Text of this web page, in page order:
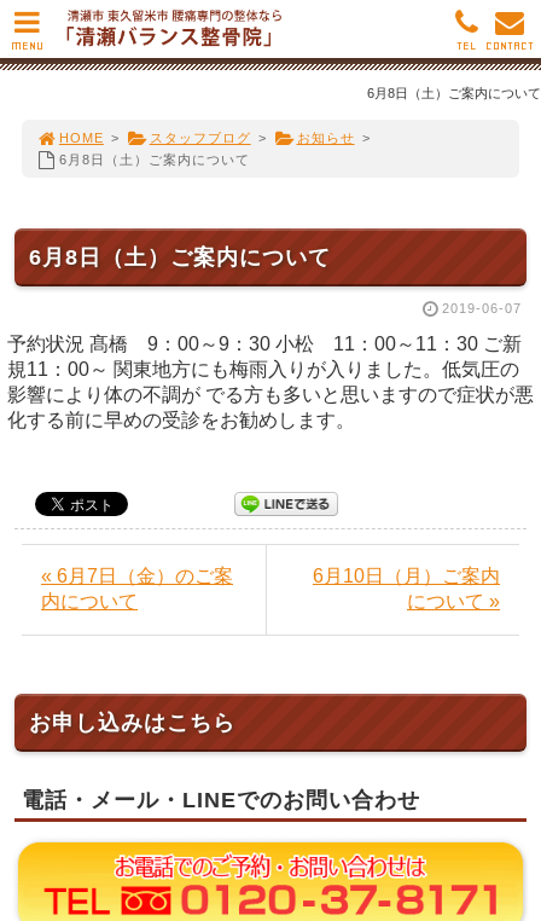
6月8日（土）ご案内について
HOME > スタッフブログ > お知らせ >
6月8日（土）ご案内について
6月8日（土）ご案内について
2019-06-07
予約状況 髙橋 9：00～9：30 小松 11：00～11：30 ご新
規11：00～ 関東地方にも梅雨入りが入りました。低気圧の
影響により体の不調が でる方も多いと思いますので症状が悪
化する前に早めの受診をお勧めします。
« 6月7日（金）のご案
内について
6月10日（月）ご案内
について »
お申し込みはこちら
電話・メール・LINEでのお問い合わせ
MENU CONTACT
TEL